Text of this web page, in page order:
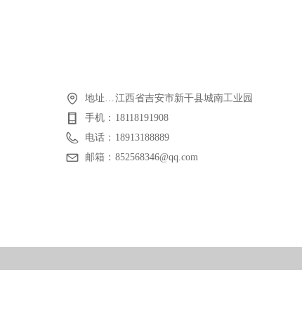
地址：江西艾倍思特防护科技有限公司
江西省吉安市新干县城南工业园
手机： 18118191908
电话： 18913188889
邮箱： 852568346@qq.com